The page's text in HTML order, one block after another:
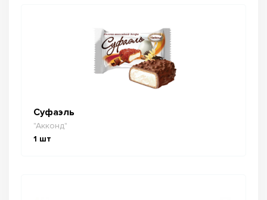
Суфаэль
"Акконд"
1 шт